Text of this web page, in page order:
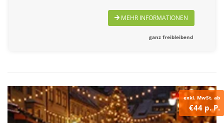
MEHR INFORMATIONEN
ganz freibleibend
exkl. MwSt. ab
€44 p. P.